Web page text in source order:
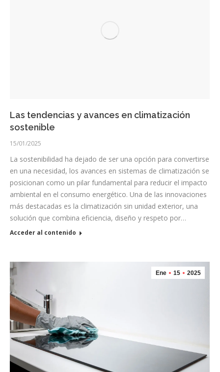
Las tendencias y avances en climatización
sostenible
15/01/2025
La sostenibilidad ha dejado de ser una opción para convertirse
en una necesidad, los avances en sistemas de climatización se
posicionan como un pilar fundamental para reducir el impacto
ambiental en el consumo energético. Una de las innovaciones
más destacadas es la climatización sin unidad exterior, una
solución que combina eficiencia, diseño y respeto por…
Acceder al contenido
Ene 15 2025